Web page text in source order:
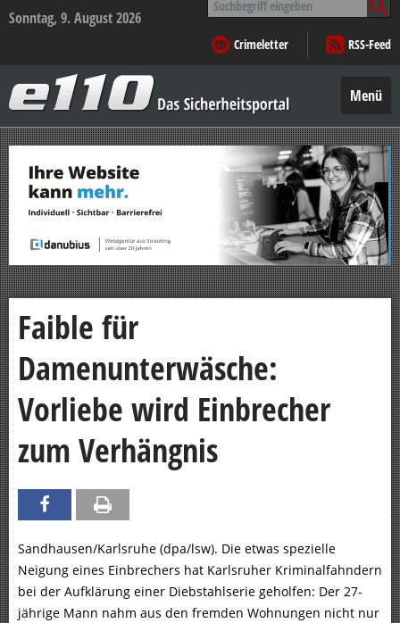
Sonntag, 9. August 2026
nach:
Crimeletter
RSS-Feed
–
Das
Sicherheitsportal
Menü
Zum
Inhalt
springen
Faible für
Damenunterwäsche:
Vorliebe wird Einbrecher
zum Verhängnis
Sandhausen/Karlsruhe (dpa/lsw). Die etwas spezielle
Neigung eines Einbrechers hat Karlsruher Kriminalfahndern
bei der Aufklärung einer Diebstahlserie geholfen: Der 27-
jährige Mann nahm aus den fremden Wohnungen nicht nur